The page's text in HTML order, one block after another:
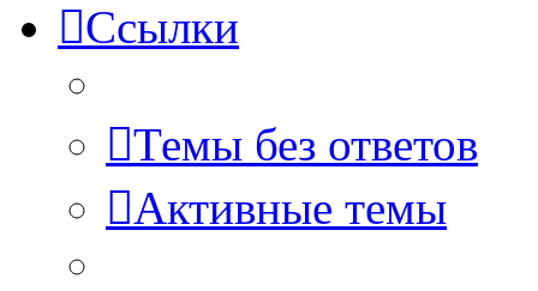
Ссылки
Темы без ответов
Активные темы